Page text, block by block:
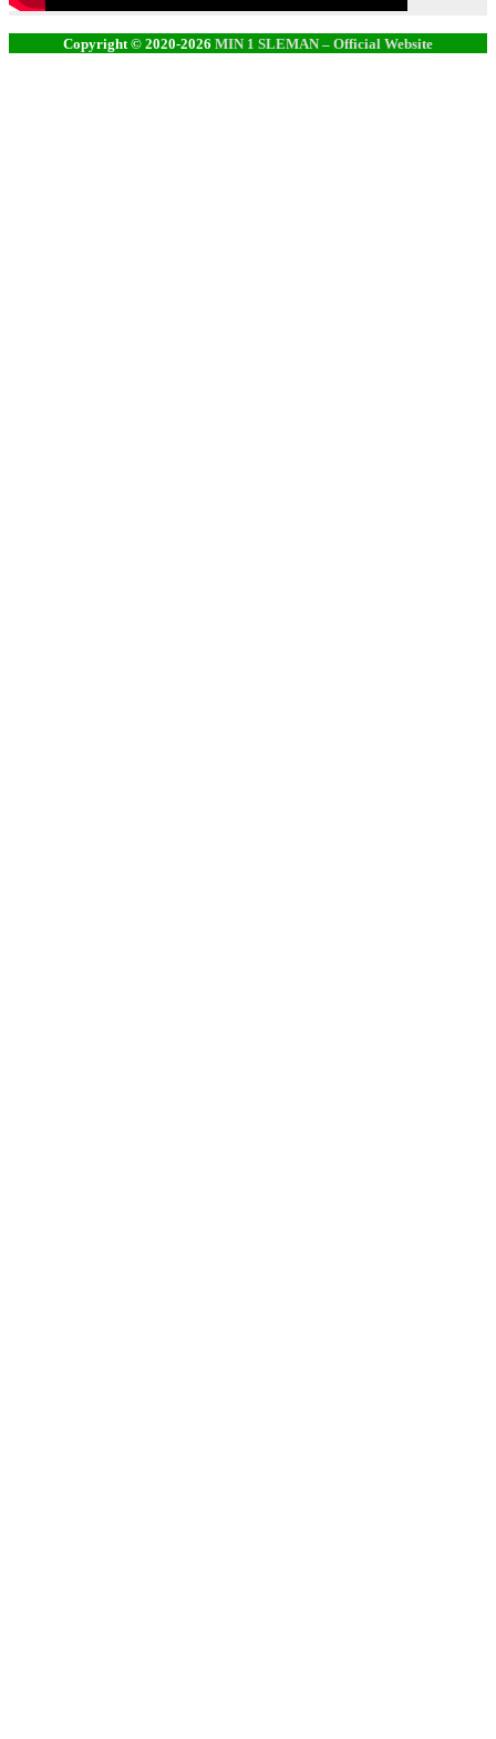
Copyright © 2020-2026 MIN 1 SLEMAN – Official Website